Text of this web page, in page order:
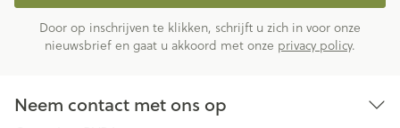
Door op inschrijven te klikken, schrijft u zich in voor onze
nieuwsbrief en gaat u akkoord met onze privacy policy.
Neem contact met ons op